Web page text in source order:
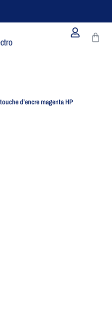
d’encre magenta HP